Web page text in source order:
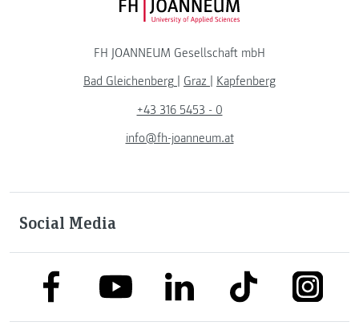
FH JOANNEUM Logo
FH JOANNEUM Gesellschaft mbH
Bad Gleichenberg
Graz
Kapfenberg
+43 316 5453 - 0
info@fh-joanneum.at
Social Media
link to facebooklink to youtubelink to linkedinlink to tiktok